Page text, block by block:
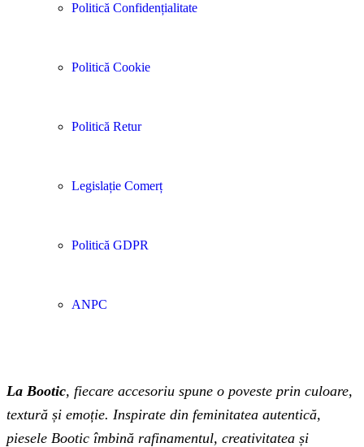
Politică Confidențialitate
Politică Cookie
Politică Retur
Legislație Comerț
Politică GDPR
ANPC
La Bootic, fiecare accesoriu spune o poveste prin culoare,
textură și emoție. Inspirate din feminitatea autentică,
piesele Bootic îmbină rafinamentul, creativitatea și